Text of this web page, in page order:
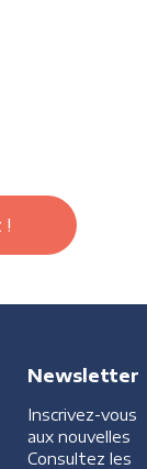
!
Newsletter
Inscrivez-vous
aux nouvelles
Consultez les